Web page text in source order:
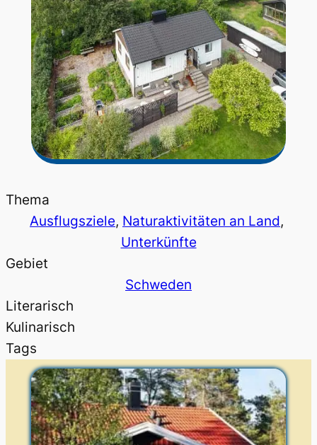
Thema
Ausflugsziele, Naturaktivitäten an Land
Unterkünfte
Gebiet
Schweden
Literarisch
Kulinarisch
Tags